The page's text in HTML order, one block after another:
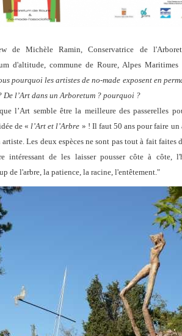
de Michèle Ramin, Conservatrice de
d'altitude, commune de Roure, Alpes Maritimes
pourquoi les artistes de no-made exposent en
De l’Art dans un Arboretum ? pourquoi ?
l’Art semble être la meilleure des passerelles
de « l’Art et l’Arbre » ! Il faut 50 ans pour faire
artiste. Les deux espèces ne sont pas tout à fait faites
intéressant de les laisser pousser côte à côte,
de l'arbre, la patience, la racine, l'entêtement."